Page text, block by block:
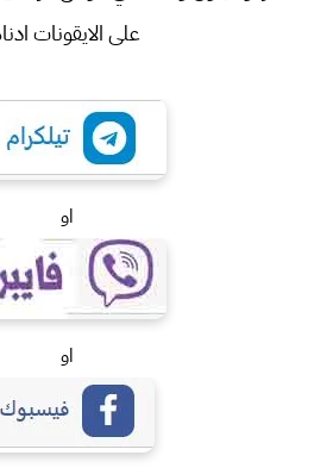
على الايقونات
او
او